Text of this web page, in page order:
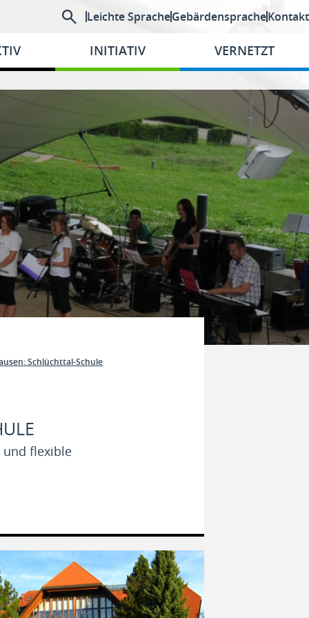
Leichte SpracheGebärdenspracheKontakt
INITIATIV VERNETZT
Schlüchttal-Schule
und flexible